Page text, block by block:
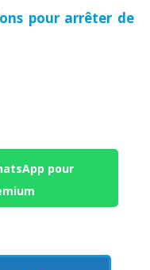
pour arrêter de
pour